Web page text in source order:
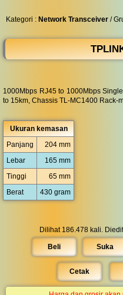
Kategori : Network Transceiver /
1000Mbps RJ45 to 1000Mbps
to 15km, Chassis TL-MC1400 Rack-
Ukuran kemasan
Panjang
204 mm
Lebar
165 mm
Tinggi
65 mm
Berat
430 gram
Dilihat 186.478 kali.
Beli Suka
Cetak